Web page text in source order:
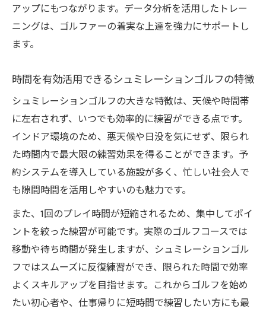
アップにもつながります。データ分析を活用したトレー
ニングは、ゴルファーの着実な上達を強力にサポートし
ます。
時間を有効活用できるシュミレーションゴルフの特徴
シュミレーションゴルフの大きな特徴は、天候や時間帯
に左右されず、いつでも効率的に練習ができる点です。
インドア環境のため、悪天候や日没を気にせず、限られ
た時間内で最大限の練習効果を得ることができます。予
約システムを導入している施設が多く、忙しい社会人で
も隙間時間を活用しやすいのも魅力です。
また、1回のプレイ時間が短縮されるため、集中してポイ
ントを絞った練習が可能です。実際のゴルフコースでは
移動や待ち時間が発生しますが、シュミレーションゴル
フではスムーズに反復練習ができ、限られた時間で効率
よくスキルアップを目指せます。これからゴルフを始め
たい初心者や、仕事帰りに短時間で練習したい方にも最